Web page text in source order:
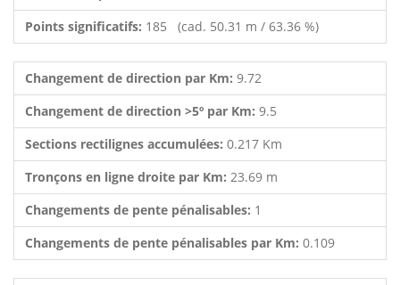
Points significatifs: 185 (cad. 50.31 m / 63.36 %)
Changement de direction par Km: 9.72
Changement de direction >5º par Km: 9.5
Sections rectilignes accumulées: 0.217 Km
Tronçons en ligne droite par Km: 23.69 m
Changements de pente pénalisables: 1
Changements de pente pénalisables par Km: 0.109